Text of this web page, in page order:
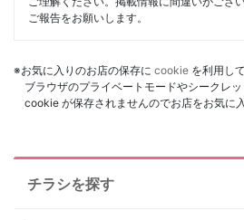
ご報告をお願いします。
※お気に入りのお店の保存に cookie を利用し
ブラウザのプライベートモードやシークレ
cookie が保存されませんのでお店をお気に
チラシを探す